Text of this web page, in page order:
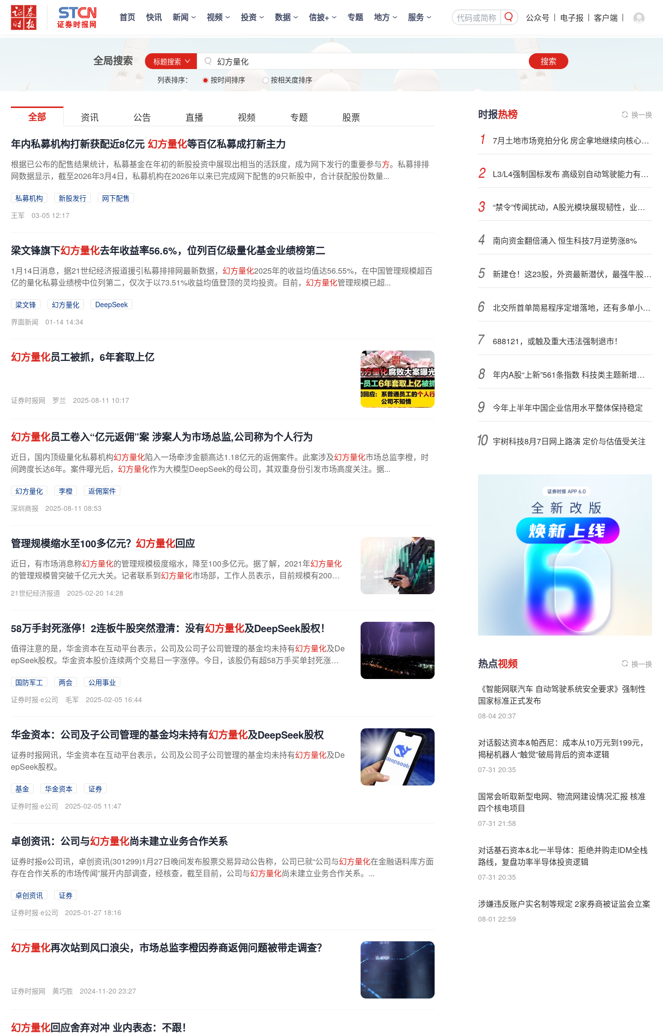
首页 快讯 新闻 视频 投资 数据 信披+ 专题 地方 服务 公众号 电子报 客户端
全局搜索 标题搜索 搜索
列表排序： 按时间排序 按相关度排序
全部 资讯 公告 直播 视频 专题 股票
年内私募机构打新获配近8亿元 幻方量化等百亿私募成打新主力
根据已公布的配售结果统计，私募基金在年初的新股投资中展现出相当的活跃度，成为网下发行的重要参与方。私募排排
网数据显示，截至2026年3月4日，私募机构在2026年以来已完成网下配售的9只新股中，合计获配股份数量...
私募机构 新股发行
网下配售
王军
03-05 12:17
梁文锋旗下幻方量化去年收益率56.6%，位列百亿级量化基金业绩榜第二
1月14日消息，据21世纪经济报道援引私募排排网最新数据， 幻方量化2025年的收益均值达56.55%，在中国管理规模超百
亿的量化私募业绩榜中位列第二，仅次于以73.51%收益均值登顶的灵均投资。目前， 幻方量化管理规模已超...
梁文锋 幻方量化
DeepSeek
界面新闻
01-14 14:34
幻方量化员工被抓，6年套取上亿
证券时报网 罗兰 2025-08-11 10:17
幻方量化员工卷入“亿元返佣”案 涉案人为市场总监,公司称为个人行为
近日，国内顶级量化私募机构幻方量化陷入一场牵涉金额高达1.18亿元的返佣案件。此案涉及幻方量化市场总监李橙，时
间跨度长达6年。案件曝光后， 幻方量化作为大模型DeepSeek的母公司，其双重身份引发市场高度关注。据...
幻方量化 李橙
返佣案件
深圳商报
2025-08-11 08:53
管理规模缩水至100多亿元？ 幻方量化回应
近日，有市场消息称幻方量化的管理规模极度缩水，降至100多亿元。据了解，2021年幻方量化
的管理规模曾突破千亿元大关。记者联系到幻方量化市场部，工作人员表示，目前规模有200多
亿元。谈及规模下降原因时，该人员...
21世纪经济报道 2025-02-20 14:28
58万手封死涨停！2连板牛股突然澄清：没有幻方量化及DeepSeek股权！
值得注意的是，华金资本在互动平台表示，公司及公司子公司管理的基金均未持有幻方量化及De
epSeek股权。华金资本股价连续两个交易日一字涨停。今日，该股仍有超58万手买单封死涨
国防军工 两会
公用事业
证券时报·e公司
毛军 2025-02-05 16:44
华金资本：公司及子公司管理的基金均未持有幻方量化及DeepSeek股权
证券时报网讯，华金资本在互动平台表示，公司及公司子公司管理的基金均未持有幻方量化及De
epSeek股权。
基金 华金资本
证券
证券时报·e公司
2025-02-05 11:47
卓创资讯：公司与幻方量化尚未建立业务合作关系
证券时报e公司讯，卓创资讯(301299)1月27日晚间发布股票交易异动公告称，公司已就“公司与幻方量化在金融语料库方面
存在合作关系的市场传闻”展开内部调查，经核查，截至目前，公司与幻方量化尚未建立业务合作关系。...
卓创资讯
证券
证券时报·e公司
2025-01-27 18:16
幻方量化再次站到风口浪尖，市场总监李橙因券商返佣问题被带走调查？
证券时报网 黄巧胜 2024-11-20 23:27
幻方量化回应舍弃对冲 业内表态：不跟！
时报热榜 换一换
7月土地市场竞拍分化 房企拿地继续向核心城市聚集
L3/L4强制国标发布 高级别自动驾驶能力有望看齐“老司机”
“禁令”传闻扰动，A股光模块展现韧性，业内人士：预计落地难度大
南向资金翻倍涌入 恒生科技7月逆势涨8%
新建仓！这23股，外资最新潜伏，最强牛股在列
北交所首单简易程序定增落地，还有多单小额快速融资推进中
688121，或触及重大违法强制退市！
年内A股“上新”561条指数 科技类主题新增较多
今年上半年中国企业信用水平整体保持稳定
宇树科技8月7日网上路演 定价与估值受关注
热点视频 换一换
《智能网联汽车 自动驾驶系统安全要求》强制性
国家标准正式发布
08-04 20:37
对话毅达资本&帕西尼：成本从10万元到199元，
揭秘机器人“触觉”破局背后的资本逻辑
07-31 20:35
国常会听取新型电网、物流网建设情况汇报 核准
四个核电项目
07-31 21:58
对话基石资本&北一半导体：拒绝并购走IDM全栈
路线，复盘功率半导体投资逻辑
07-31 20:35
涉嫌违反账户实名制等规定 2家券商被证监会立案
08-01 22:59